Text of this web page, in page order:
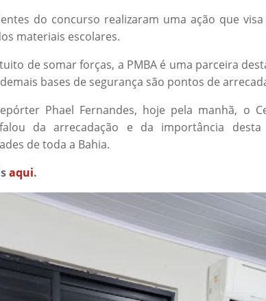
do concurso realizaram uma ação que
materiais escolares.
de somar forças, a PMBA é uma parceira
bases de segurança são pontos de
Phael Fernandes, hoje pela manhã, o
falou da arrecadação e da importância
de toda a Bahia.
aqui.